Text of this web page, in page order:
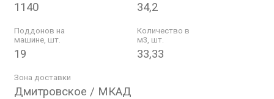
1140 34,2
Поддонов на
машине, шт.
19
Количество в
м3, шт.
33,33
Зона доставки
Дмитровское / МКАД